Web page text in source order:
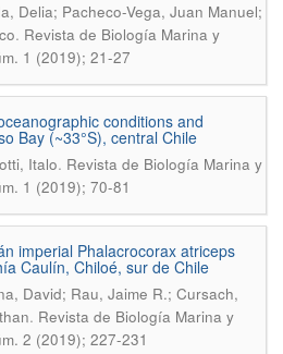
Delia; Pacheco-Vega, Juan Manuel;
. Revista de Biología Marina y
1 (2019); 21-27
conditions and
Bay (~33°S), central Chile
Italo. Revista de Biología Marina y
1 (2019); 70-81
imperial Phalacrocorax atriceps
Caulín, Chiloé, sur de Chile
David; Rau, Jaime R.; Cursach,
. Revista de Biología Marina y
2 (2019); 227-231